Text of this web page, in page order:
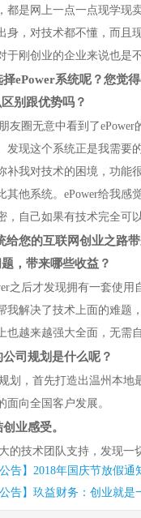
都是网上一点一点现学现
身，对技术都不懂，而且
于刚创业的企业来说也是
ePower系统呢？您觉
别跟优势吗？
友圈无意中看到了ePower
发现这个系统正是我需要
补我对技术的困境，功能
其他系统。ePower给我感
，自己如果有技术完全可
给您的互联网创业之路
，带来哪些收益？
之后才发现拥有一套使用
我解决了技术上面的难题
也越来越强大全面，无需
司规划是什么呢？
划，首先打造出温州本地
面向全国客户发展。
业感受。
的技术团队支持，发现一
公告】2018年国庆节放假通
公告】玖益财务：创业就是